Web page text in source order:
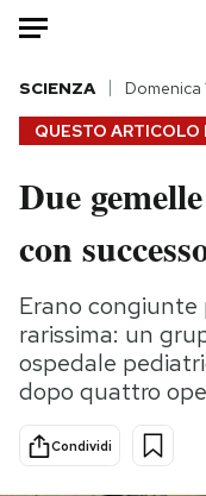
HOME
Italia
Politica
Tecnologia
Internet
Scienza
Cultura
Economia
QUESTO ARTICOLO
SCIENZA Domenica
Due
con
Erano congiunte
rarissima: un
ospedale
dopo quattro
Condividi